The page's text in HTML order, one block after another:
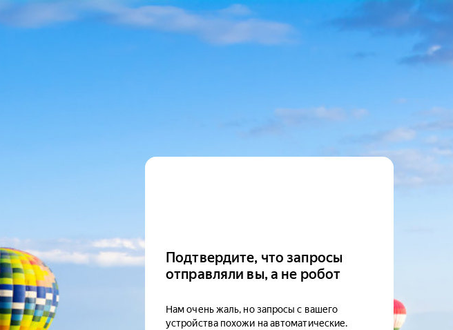
Подтвердите, что запросы
отправляли вы, а не робот
Нам очень жаль, но запросы с вашего
устройства похожи на автоматические.